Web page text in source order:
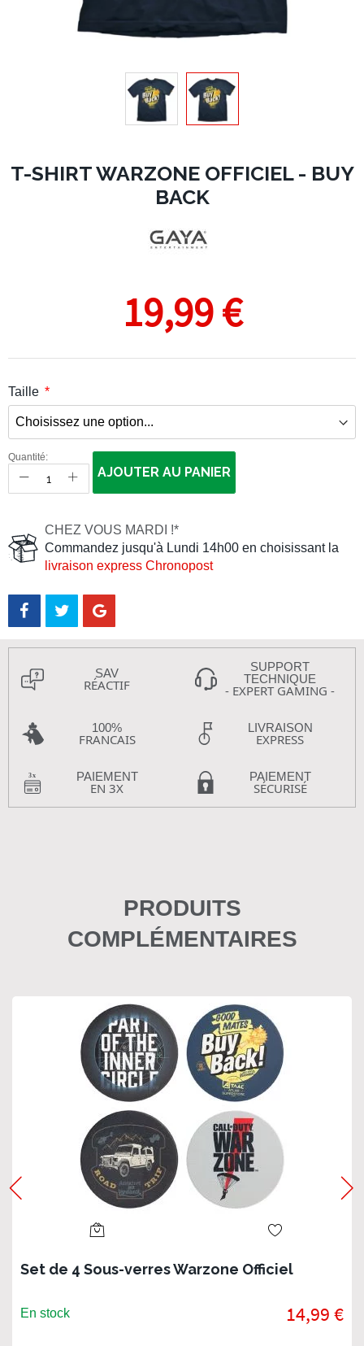
T-SHIRT WARZONE OFFICIEL - BUY
BACK
19,99 €
Taille
Quantité:
AJOUTER AU PANIER
CHEZ VOUS MARDI !*
Commandez jusqu'à Lundi 14h00 en choisissant la
livraison express Chronopost
SAV
RÉACTIF
SUPPORT
TECHNIQUE
- EXPERT GAMING -
100%
FRANCAIS
LIVRAISON
EXPRESS
PAIEMENT
EN 3X
PAIEMENT
SÉCURISÉ
PRODUITS
COMPLÉMENTAIRES
Set de 4 Sous-verres Warzone Officiel
En stock 14,99 €